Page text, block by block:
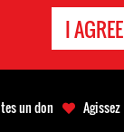
I AGREE
un don Agissez